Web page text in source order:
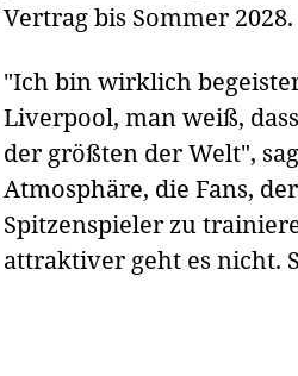
Vertrag bis Sommer 2028.
"Ich bin wirklich
Liverpool, man weiß,
der größten der Welt",
Atmosphäre, die Fans,
Spitzenspieler zu
attraktiver geht es nicht.